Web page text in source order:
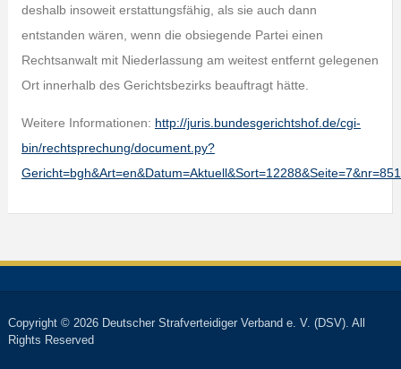
deshalb insoweit erstattungsfähig, als sie auch dann
entstanden wären, wenn die obsiegende Partei einen
Rechtsanwalt mit Niederlassung am weitest entfernt gelegenen
Ort innerhalb des Gerichtsbezirks beauftragt hätte.
Weitere Informationen: http://juris.bundesgerichtshof.de/cgi-
bin/rechtsprechung/document.py?
Copyright © 2026 Deutscher Strafverteidiger Verband e. V. (DSV). All
Rights Reserved